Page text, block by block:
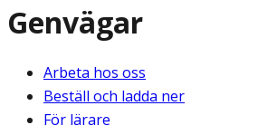
Genvägar
Arbeta hos oss
Beställ och ladda ner
För lärare